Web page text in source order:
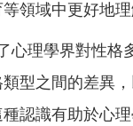
領域中更好地
心理學界對性格
型之間的差異
認識有助於心